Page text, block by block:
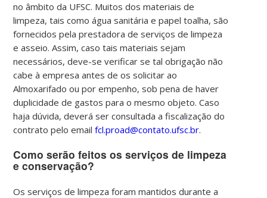
no âmbito da UFSC. Muitos dos materiais de
limpeza, tais como água sanitária e papel toalha, são
fornecidos pela prestadora de serviços de limpeza
e asseio. Assim, caso tais materiais sejam
necessários, deve-se verificar se tal obrigação não
cabe à empresa antes de os solicitar ao
Almoxarifado ou por empenho, sob pena de haver
duplicidade de gastos para o mesmo objeto.Caso
haja dúvida, deverá ser consultada a fiscalização do
contrato pelo emailfcl.proad@contato.ufsc.br.
Como serão feitos os serviços de limpeza
e conservação?
Os serviços de limpeza foram mantidos durante a